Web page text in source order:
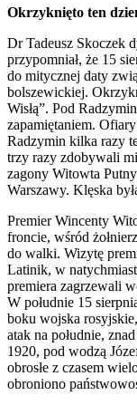
Okrzyknięto ten
Dr Tadeusz Skoczek
przypomniał, że 15
do mitycznej daty
bolszewickiej.
Wisłą”. Pod
zapamiętaniem.
Radzymin kilka razy
trzy razy zdobywali
zagony Witowta
Warszawy. Klęska
Premier Wincenty
froncie, wśród
do walki. Wizytę
Latinik, w
premiera zagrzewali
W południe 15
boku wojska
atak na południe,
1920, pod wodzą
obrosłe z czasem
obroniono